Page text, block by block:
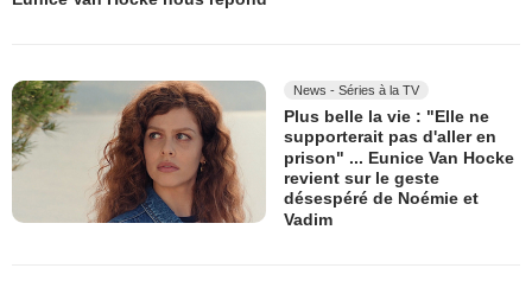
News - Séries à la TV
Plus belle la vie : "Elle ne
supporterait pas d'aller en
prison" ... Eunice Van Hocke
revient sur le geste
désespéré de Noémie et
Vadim